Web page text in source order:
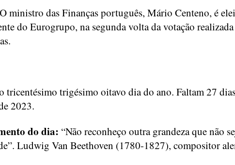
O ministro das Finanças português, Mário Centeno, é
do Eurogrupo, na segunda volta da votação
tricentésimo trigésimo oitavo dia do ano. Faltam 27
2023.
do dia: “Não reconheço outra grandeza que não
Ludwig Van Beethoven (1780-1827), compositor